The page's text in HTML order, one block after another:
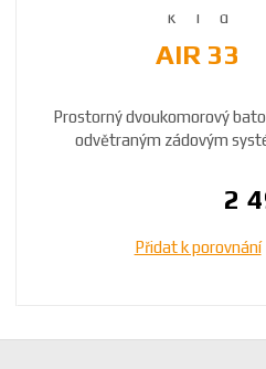
AIR 33
Prostorný dvoukomorový
odvětraným zádovým
2
Přidat k porovnání